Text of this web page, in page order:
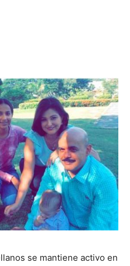
se mantiene activo en